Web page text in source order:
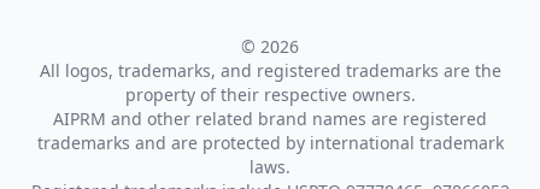
© 2026
All logos, trademarks, and registered trademarks are the
property of their respective owners.
AIPRM and other related brand names are registered
trademarks and are protected by international trademark
laws.